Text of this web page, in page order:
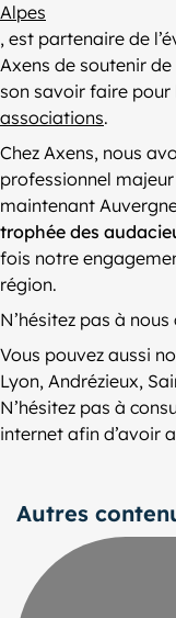
Alpes
, est partenaire de
Axens de soutenir
son savoir faire pour
associations.
Chez Axens, nous
professionnel
maintenant
trophée des
fois notre
région.
N’hésitez pas à
Vous pouvez aussi
Lyon, Andrézieux,
N’hésitez pas à
internet afin d’avoir
Autres